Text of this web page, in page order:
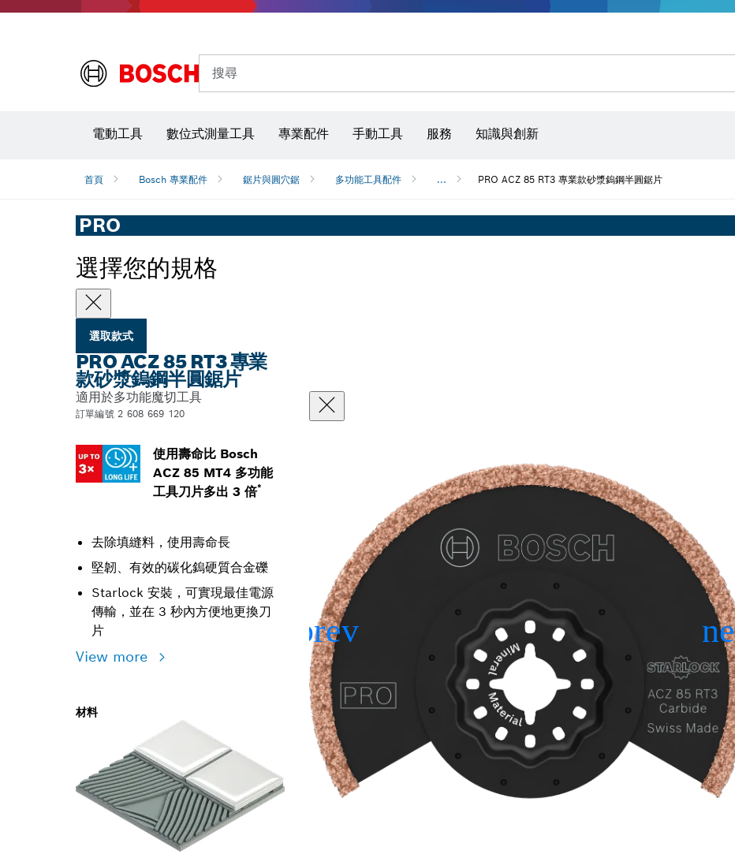
搜尋
電動工具 數位式測量工具 專業配件 手動工具 服務 知識與創新
首頁 Bosch 專業配件 鋸片與圓穴鋸 多功能工具配件 ... PRO ACZ 85 RT3 專業款砂漿鎢鋼半圓鋸片
PRO
選擇您的規格
選取款式
PRO ACZ 85 RT3 專業
款砂漿鎢鋼半圓鋸片
適用於多功能魔切工具
訂單編號 2 608 669 120
使用壽命比 Bosch
ACZ 85 MT4 多功能
工具刀片多出 3 倍*
去除填縫料，使用壽命長
堅韌、有效的碳化鎢硬質合金礫
Starlock 安裝，可實現最佳電源
傳輸，並在 3 秒內方便地更換刀
片
View more
材料